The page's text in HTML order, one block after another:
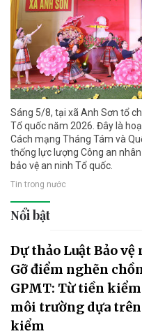
Sáng 5/8, tại xã Anh Sơn tổ
Tổ quốc năm 2026. Đây là
Cách mạng Tháng Tám và
thống lực lượng Công an
bảo vệ an ninh Tổ quốc.
Tin trong nước
Nổi bật
Dự thảo Luật Bảo
Gỡ điểm nghẽn
GPMT: Từ tiền
môi trường dựa
kiểm